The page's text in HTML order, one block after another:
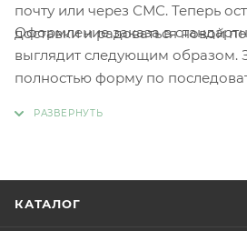
почту или через СМС. Теперь
доставки и радоваться новой
Оформление заказа в
выглядит следующим образом.
полностью форму по
КАТАЛОГ